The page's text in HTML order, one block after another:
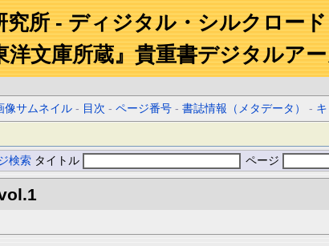
究所 - ディジタル・シルクロー
洋文庫所蔵』貴重書デジタルア
像サムネイル - 目次 -ページ番号 -書誌情報（メタデータ） -
検索 タイトル ページ